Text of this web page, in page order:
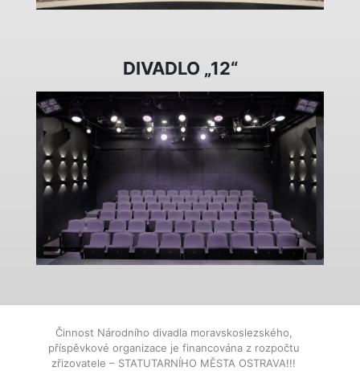
DIVADLO „12“
Činnost Národního divadla moravskoslezského,
příspěvkové organizace je financována z rozpočtu
zřizovatele – STATUTARNÍHO MĚSTA OSTRAVA!!!